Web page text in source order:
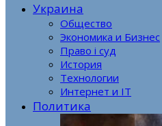
Украина
Общество
Экономика и Бизнес
Право і суд
История
Технологии
Интернет и IT
Политика